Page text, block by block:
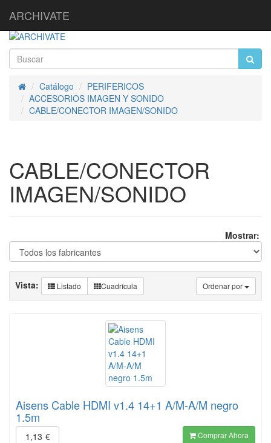
ARCHIVATE
InicioCatálogo
PERIFERICOS
ACCESORIOS IMAGEN Y SONIDO
CABLE/CONECTOR IMAGEN/SONIDO
CABLE/CONECTOR
IMAGEN/SONIDO
Mostrar:
Ordenar por
Vista: Listado Cuadrícula
Aisens Cable HDMI v1.4 14+1 A/M-A/M negro
1.5m
1,13 € Comprar Ahora